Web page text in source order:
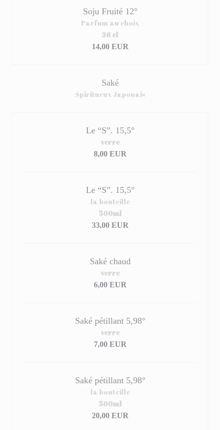
Soju Fruité 12°
Parfum au choix
14,00 EUR
36 cl
Saké
Spiritueux Japonais
Le “S”. 15,5°
8,00 EUR
verre
Le “S”. 15,5°
la bouteille
33,00 EUR
500ml
Saké chaud
6,00 EUR
verre
Saké pétillant 5,98°
7,00 EUR
verre
Saké pétillant 5,98°
la bouteille
20,00 EUR
500ml